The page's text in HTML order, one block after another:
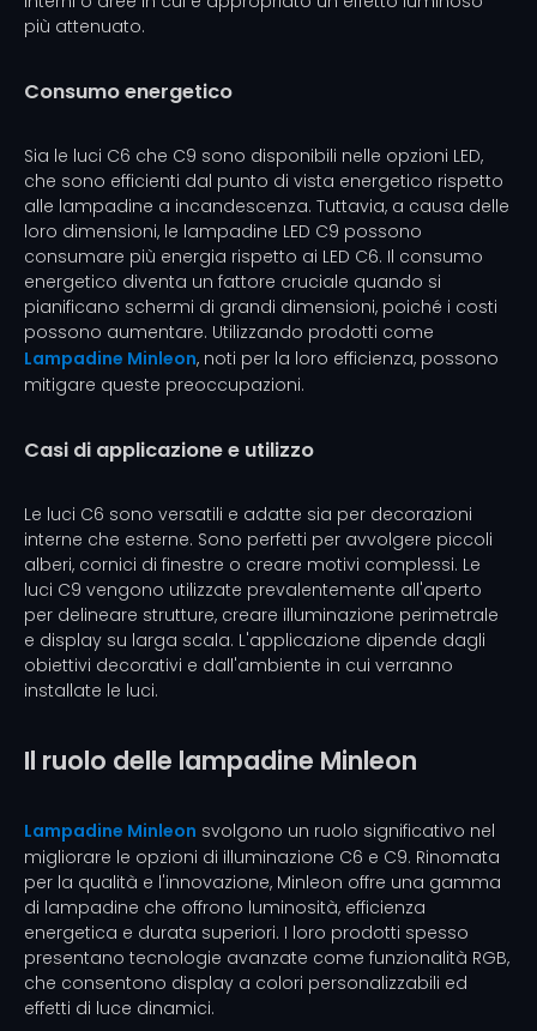
più attenuato.
Consumo energetico
Sia le luci C6 che C9 sono disponibili nelle opzioni LED,
che sono efficienti dal punto di vista energetico rispetto
alle lampadine a incandescenza. Tuttavia, a causa delle
loro dimensioni, le lampadine LED C9 possono
consumare più energia rispetto ai LED C6. Il consumo
energetico diventa un fattore cruciale quando si
pianificano schermi di grandi dimensioni, poiché i costi
possono aumentare. Utilizzando prodotti come
Lampadine Minleon, noti per la loro efficienza, possono
mitigare queste preoccupazioni.
Casi di applicazione e utilizzo
Le luci C6 sono versatili e adatte sia per decorazioni
interne che esterne. Sono perfetti per avvolgere piccoli
alberi, cornici di finestre o creare motivi complessi. Le
luci C9 vengono utilizzate prevalentemente all'aperto
per delineare strutture, creare illuminazione perimetrale
e display su larga scala. L'applicazione dipende dagli
obiettivi decorativi e dall'ambiente in cui verranno
installate le luci.
Il ruolo delle lampadine Minleon
Lampadine Minleon svolgono un ruolo significativo nel
migliorare le opzioni di illuminazione C6 e C9. Rinomata
per la qualità e l'innovazione, Minleon offre una gamma
di lampadine che offrono luminosità, efficienza
energetica e durata superiori. I loro prodotti spesso
presentano tecnologie avanzate come funzionalità RGB,
che consentono display a colori personalizzabili ed
effetti di luce dinamici.